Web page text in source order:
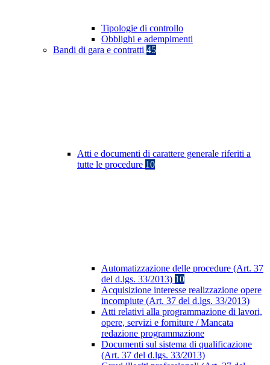
Tipologie di controllo
Obblighi e adempimenti
Bandi di gara e contratti 45
Atti e documenti di carattere generale riferiti a
tutte le procedure 10
Automatizzazione delle procedure (Art. 37
del d.lgs. 33/2013) 10
Acquisizione interesse realizzazione opere
incompiute (Art. 37 del d.lgs. 33/2013)
Atti relativi alla programmazione di lavori,
opere, servizi e forniture / Mancata
redazione programmazione
Documenti sul sistema di qualificazione
(Art. 37 del d.lgs. 33/2013)